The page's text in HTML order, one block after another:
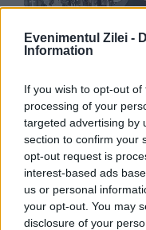
Evenimentul Zilei -
Information
If you wish to opt-out
processing of your
targeted advertising by
section to confirm your
opt-out request is
interest-based ads
us or personal
your opt-out. You may
disclosure of your
A mers 43 de zile
Badea Cârțan,